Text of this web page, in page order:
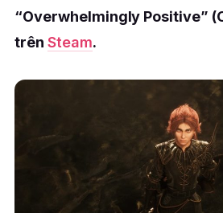
“Overwhelmingly Positive”
trên Steam.